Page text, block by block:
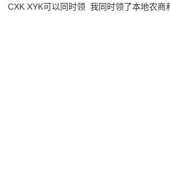
CXK XYK可以同时领 我同时领了本地农商